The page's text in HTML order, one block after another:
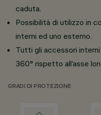
caduta.
Possibilità di utilizzo in
interni ed uno esterno.
Tutti gli accessori
360° rispetto all’asse
GRADI DI PROTEZIONE